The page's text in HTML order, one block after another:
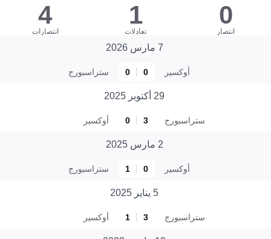
0
انتصار
1
تعادلات
4
انتصارات
7 مارس 2026
أوكسير 0
0 ستراسبورج
29 أكتوبر 2025
ستراسبورج 3
0 أوكسير
2 مارس 2025
أوكسير 0
1 ستراسبورج
5 يناير 2025
ستراسبورج 3
1 أوكسير